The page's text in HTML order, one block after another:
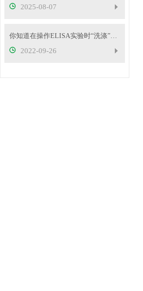
2025-08-07
你知道在操作ELISA实验时“洗涤”这一步有多重要吗
2022-09-26